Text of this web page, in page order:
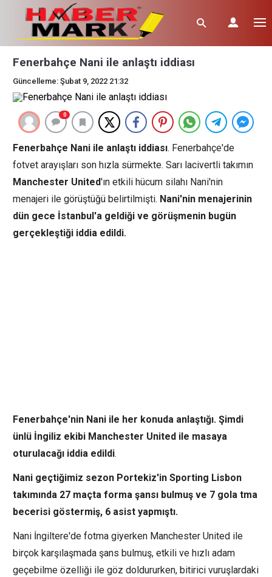
Fenerbahçe Nani ile anlaştı iddiası
Güncelleme: Şubat 9, 2022 21:32
0
Fenerbahçe Nani ile anlaştı iddiası. Fenerbahçe'de
fotvet arayışları son hızla sürmekte. Sarı lacivertli takımın
Manchester United'ın etkili hücum silahı Nani'nin
menajeri ile görüştüğü belirtilmişti. Nani'nin menajerinin
dün gece İstanbul'a geldiği ve görüşmenin bugün
gerçekleştiği iddia edildi.
Fenerbahçe'nin Nani ile her konuda anlaştığı. Şimdi
ünlü İngiliz ekibi Manchester United ile masaya
oturulacağı iddia edildi.
Nani geçtiğimiz sezon Portekiz'in Sporting Lisbon
takımında 27 maçta forma şansı bulmuş ve 7 gola tma
becerisi göstermiş, 6 asist yapmıştı.
Nani İngiltere'de fotma giyerken Manchester United ile
birçok karşılaşmada şans bulmuş, etkili ve hızlı adam
geçebilme özelliği ile göz doldururken, bitirici vuruşlardaki